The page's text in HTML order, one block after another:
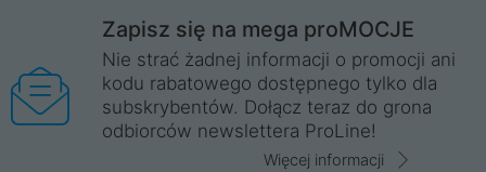
Zapisz się na mega proMOCJE
Nie strać żadnej informacji o promocji ani
kodu rabatowego dostępnego tylko dla
subskrybentów. Dołącz teraz do grona
odbiorców newslettera ProLine!
Więcej informacji